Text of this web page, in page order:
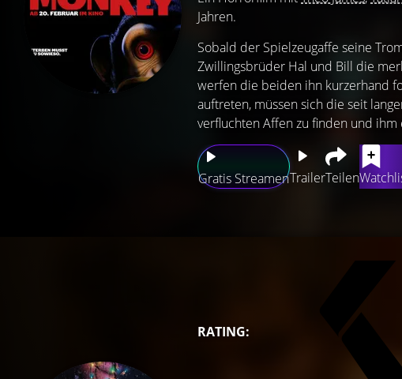
Jahren.
Gratis StreamenTrailerTeilen
Sobald der Spielzeugaffe seine
Zwillingsbrüder Hal und Bill die
werfen die beiden ihn kurzerhand
auftreten, müssen sich die seit
verfluchten Affen zu finden und
RATING: